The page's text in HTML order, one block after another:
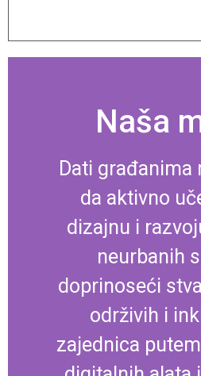
Naša
Dati
da aktivno
dizajnu i
neurbanih
doprinoseći
održivih i
zajednica